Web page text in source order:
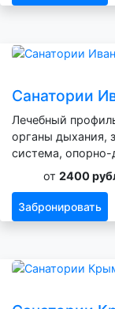
Санатории
Лечебный
органы дыхания,
система, опорно-
от 2400
Забронировать